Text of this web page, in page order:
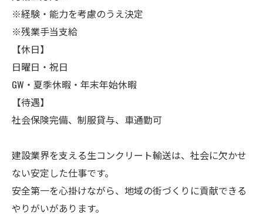
※経験・能力を考慮のうえ決定
※残業手当支給
【休日】
日曜日・祝日
GW・夏季休暇・年末年始休暇
【待遇】
社会保険完備、制服貸与、車通勤可
建設業界を支える生コンクリート輸送は、社会に欠かせ
ない安定した仕事です。
安全第一を心掛けながら、地域の街づくりに貢献できる
やりがいがあります。